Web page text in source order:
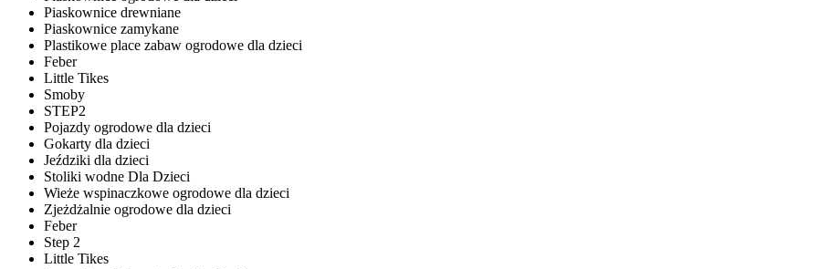
Piaskownice drewniane
Piaskownice zamykane
Plastikowe place zabaw ogrodowe dla dzieci
Feber
Little Tikes
Smoby
STEP2
Pojazdy ogrodowe dla dzieci
Gokarty dla dzieci
Jeździki dla dzieci
Stoliki wodne Dla Dzieci
Wieże wspinaczkowe ogrodowe dla dzieci
Zjeżdżalnie ogrodowe dla dzieci
Feber
Step 2
Little Tikes